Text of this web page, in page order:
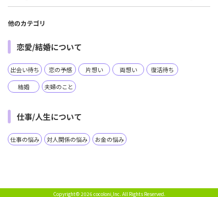
他のカテゴリ
恋愛/結婚について
出会い待ち 恋の予感 片想い 両想い 復活待ち
結婚 夫婦のこと
仕事/人生について
仕事の悩み 対人関係の悩み お金の悩み
Copyright© 2026 cocoloni,Inc. All Rights Reserved.